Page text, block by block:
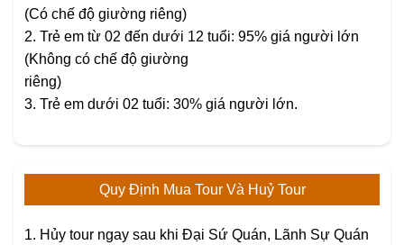
(Có chế độ giường riêng)
2. Trẻ em từ 02 đến dưới 12 tuổi: 95% giá người lớn
(Không có chế độ giường
riêng)
3. Trẻ em dưới 02 tuổi: 30% giá người lớn.
Quy Định Mua Tour Và Huỷ Tour
1. Hủy tour ngay sau khi Đại Sứ Quán, Lãnh Sự Quán